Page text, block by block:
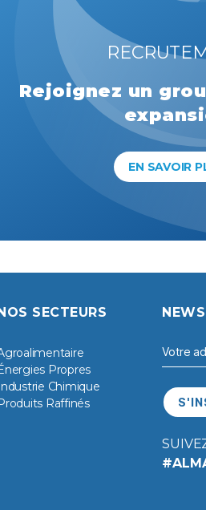
Rejoignez un
EN SAVOIR
SECTEURS
Propres
Chimique
Raffinés